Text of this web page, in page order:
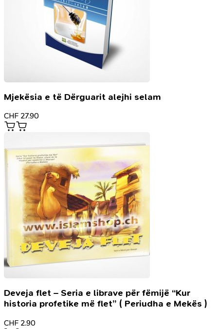
Mjekësia e të Dërguarit alejhi selam
CHF 27.90
Deveja flet – Seria e librave për fëmijë “Kur
historia profetike më flet” ( Periudha e Mekës )
CHF 2.90